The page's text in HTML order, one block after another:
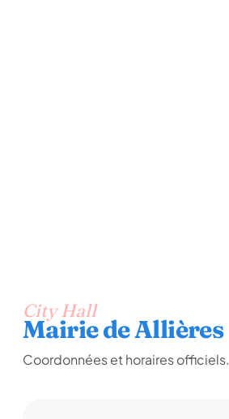
City Hall
Mairie de Allières
Coordonnées et horaires officiels.